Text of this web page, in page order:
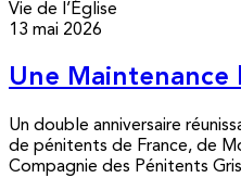
Vie de l’Église
13 mai 2026
Une Maintenance
Un double anniversaire
de pénitents de France, de
Compagnie des Pénitents